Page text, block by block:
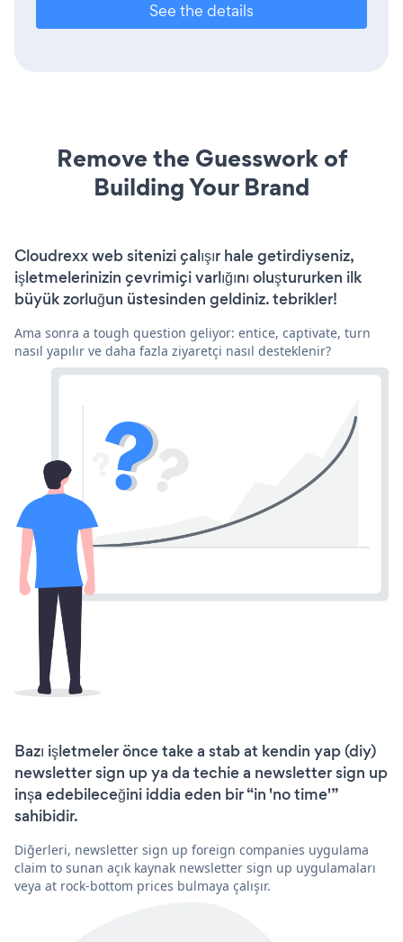
See the details
Remove the Guesswork of
Building Your Brand
Cloudrexx web sitenizi çalışır hale getirdiyseniz,
işletmelerinizin çevrimiçi varlığını oluştururken ilk
büyük zorluğun üstesinden geldiniz. tebrikler!
Ama sonra a tough question geliyor: entice, captivate, turn
nasıl yapılır ve daha fazla ziyaretçi nasıl desteklenir?
Bazı işletmeler önce take a stab at kendin yap (diy)
newsletter sign up ya da techie a newsletter sign up
inşa edebileceğini iddia eden bir “in 'no time'”
sahibidir.
Diğerleri, newsletter sign up foreign companies uygulama
claim to sunan açık kaynak newsletter sign up uygulamaları
veya at rock-bottom prices bulmaya çalışır.